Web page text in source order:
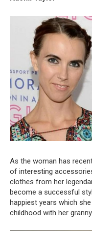
As the woman has
of interesting
clothes from her
become a successful
happiest years which
childhood with her granny.